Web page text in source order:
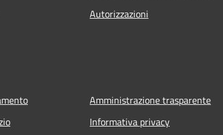
Autorizzazioni
Amministrazione trasparente
Informativa privacy